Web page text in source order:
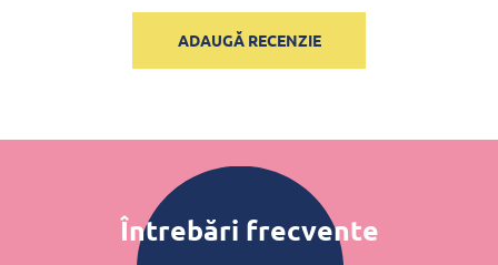
ADAUGĂ RECENZIE
Întrebări frecvente